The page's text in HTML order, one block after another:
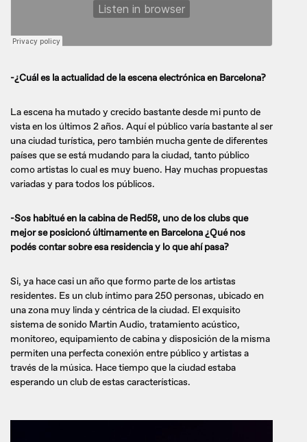
-¿Cuál es la actualidad de la escena electrónica en Barcelona?
La escena ha mutado y crecido bastante desde mi punto de
vista en los últimos 2 años. Aquí el público varía bastante al ser
una ciudad turística, pero también mucha gente de diferentes
países que se está mudando para la ciudad, tanto público
como artistas lo cual es muy bueno. Hay muchas propuestas
variadas y para todos los públicos.
-Sos habitué en la cabina de Red58, uno de los clubs que
mejor se posicionó últimamente en Barcelona ¿Qué nos
podés contar sobre esa residencia y lo que ahí pasa?
Si, ya hace casi un año que formo parte de los artistas
residentes. Es un club íntimo para 250 personas, ubicado en
una zona muy linda y céntrica de la ciudad. El exquisito
sistema de sonido Martin Audio, tratamiento acústico,
monitoreo, equipamiento de cabina y disposición de la misma
permiten una perfecta conexión entre público y artistas a
través de la música. Hace tiempo que la ciudad estaba
esperando un club de estas características.